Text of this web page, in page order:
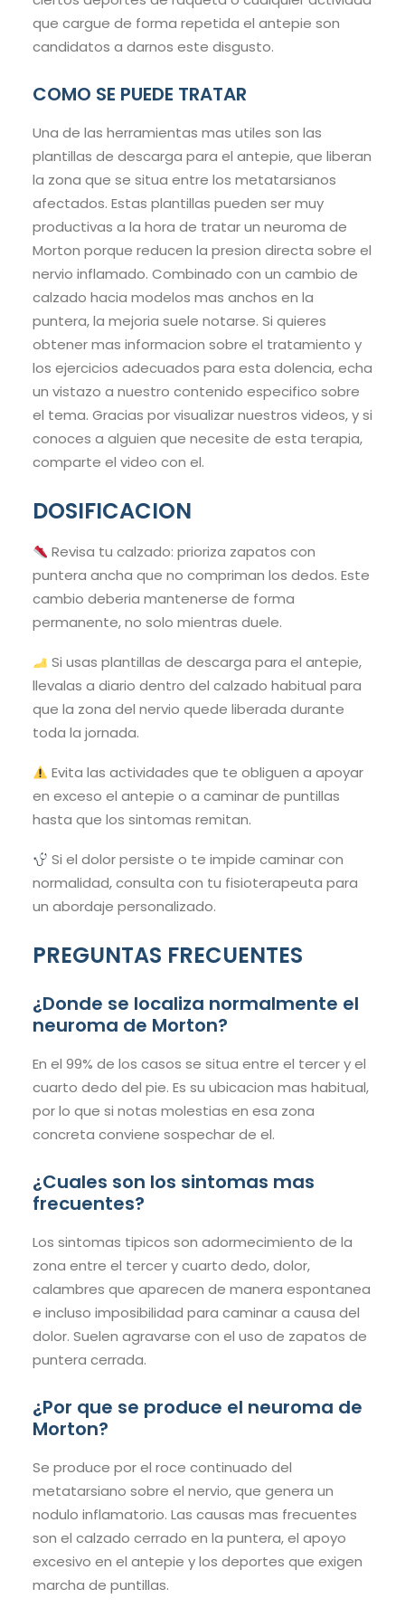
que cargue de forma repetida el antepie son
candidatos a darnos este disgusto.
COMO SE PUEDE TRATAR
Una de las herramientas mas utiles son las
plantillas de descarga para el antepie, que liberan
la zona que se situa entre los metatarsianos
afectados. Estas plantillas pueden ser muy
productivas a la hora de tratar un neuroma de
Morton porque reducen la presion directa sobre el
nervio inflamado. Combinado con un cambio de
calzado hacia modelos mas anchos en la
puntera, la mejoria suele notarse. Si quieres
obtener mas informacion sobre el tratamiento y
los ejercicios adecuados para esta dolencia, echa
un vistazo a nuestro contenido especifico sobre
el tema. Gracias por visualizar nuestros videos, y si
conoces a alguien que necesite de esta terapia,
comparte el video con el.
DOSIFICACION
Revisa tu calzado: prioriza zapatos con
puntera ancha que no compriman los dedos. Este
cambio deberia mantenerse de forma
permanente, no solo mientras duele.
Si usas plantillas de descarga para el antepie,
llevalas a diario dentro del calzado habitual para
que la zona del nervio quede liberada durante
toda la jornada.
Evita las actividades que te obliguen a apoyar
en exceso el antepie o a caminar de puntillas
hasta que los sintomas remitan.
Si el dolor persiste o te impide caminar con
normalidad, consulta con tu fisioterapeuta para
un abordaje personalizado.
PREGUNTAS FRECUENTES
¿Donde se localiza normalmente el
neuroma de Morton?
En el 99% de los casos se situa entre el tercer y el
cuarto dedo del pie. Es su ubicacion mas habitual,
por lo que si notas molestias en esa zona
concreta conviene sospechar de el.
¿Cuales son los sintomas mas
frecuentes?
Los sintomas tipicos son adormecimiento de la
zona entre el tercer y cuarto dedo, dolor,
calambres que aparecen de manera espontanea
e incluso imposibilidad para caminar a causa del
dolor. Suelen agravarse con el uso de zapatos de
puntera cerrada.
¿Por que se produce el neuroma de
Morton?
Se produce por el roce continuado del
metatarsiano sobre el nervio, que genera un
nodulo inflamatorio. Las causas mas frecuentes
son el calzado cerrado en la puntera, el apoyo
excesivo en el antepie y los deportes que exigen
marcha de puntillas.